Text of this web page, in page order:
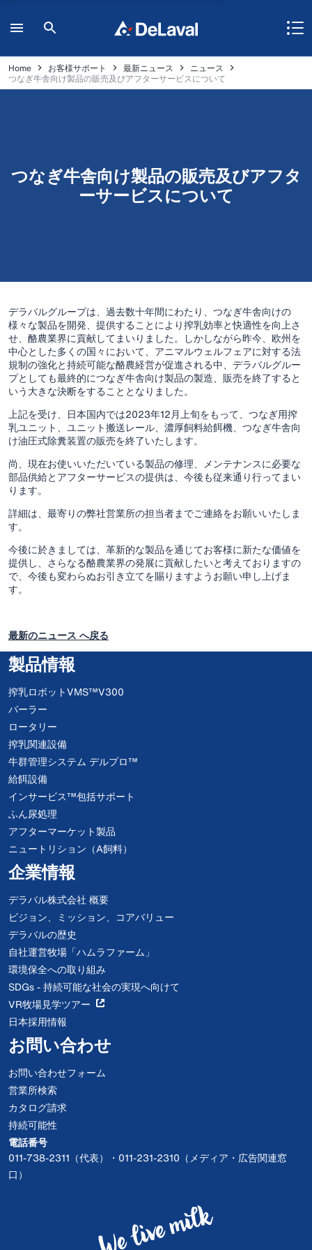
Home お客様サポート 最新ニュース
ニュース
つなぎ牛舎向け製品の販売及びアフターサービスについて
つなぎ牛舎向け製品の販売及びアフタ
ーサービスについて
デラバルグループは、過去数十年間にわたり、つなぎ牛舎向けの
様々な製品を開発、提供することにより搾乳効率と快適性を向上さ
せ、酪農業界に貢献してまいりました。しかしながら昨今、欧州を
中心とした多くの国々において、アニマルウェルフェアに対する法
規制の強化と持続可能な酪農経営が促進される中、デラバルグルー
プとしても最終的につなぎ牛舎向け製品の製造、販売を終了すると
いう大きな決断をすることとなりました。
上記を受け、日本国内では2023年12月上旬をもって、つなぎ用搾
乳ユニット、ユニット搬送レール、濃厚飼料給餌機、つなぎ牛舎向
け油圧式除糞装置の販売を終了いたします。
尚、現在お使いいただいている製品の修理、メンテナンスに必要な
部品供給とアフターサービスの提供は、今後も従来通り行ってまい
ります。
詳細は、最寄りの弊社営業所の担当者までご連絡をお願いいたしま
す。
今後に於きましては、革新的な製品を通じてお客様に新たな価値を
提供し、さらなる酪農業界の発展に貢献したいと考えておりますの
で、今後も変わらぬお引き立てを賜りますようお願い申し上げま
す。
最新のニュース へ戻る
製品情報
搾乳ロボットVMS™V300
パーラー
ロータリー
搾乳関連設備
牛群管理システム デルプロ™
給餌設備
インサービス™包括サポート
ふん尿処理
アフターマーケット製品
ニュートリション（A飼料）
企業情報
デラバル株式会社 概要
ビジョン、ミッション、コアバリュー
デラバルの歴史
自社運営牧場「ハムラファーム」
環境保全への取り組み
SDGs - 持続可能な社会の実現へ向けて
VR牧場見学ツアー
日本採用情報
お問い合わせ
お問い合わせフォーム
営業所検索
カタログ請求
持続可能性
電話番号
011-738-2311（代表）・011-231-2310（メディア・広告関連窓
口）